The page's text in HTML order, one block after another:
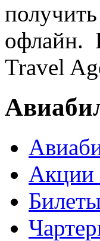
офлайн.
Travel
Акции